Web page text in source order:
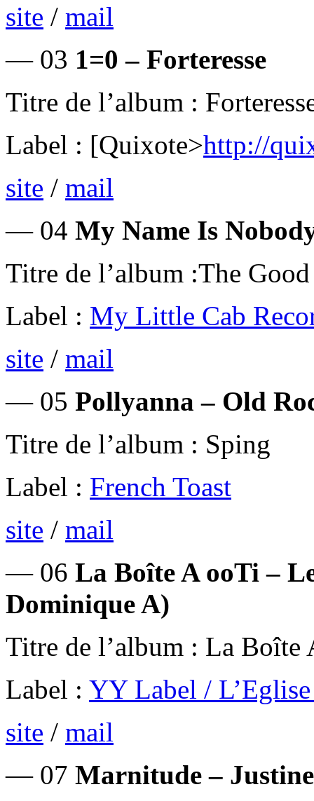
site / mail
— 03 1=0 – Forteresse
Titre de l’album :
Label : [Quixote>http://
site / mail
— 04 My Name Is
Titre de l’album :The
Label : My Little Cab
site / mail
— 05 Pollyanna – Old
Titre de l’album : Sping
Label : French Toast
site / mail
— 06 La Boîte A ooTi –
Dominique A)
Titre de l’album : La Boîte
Label : YY Label /
site / mail
— 07 Marnitude – Justine